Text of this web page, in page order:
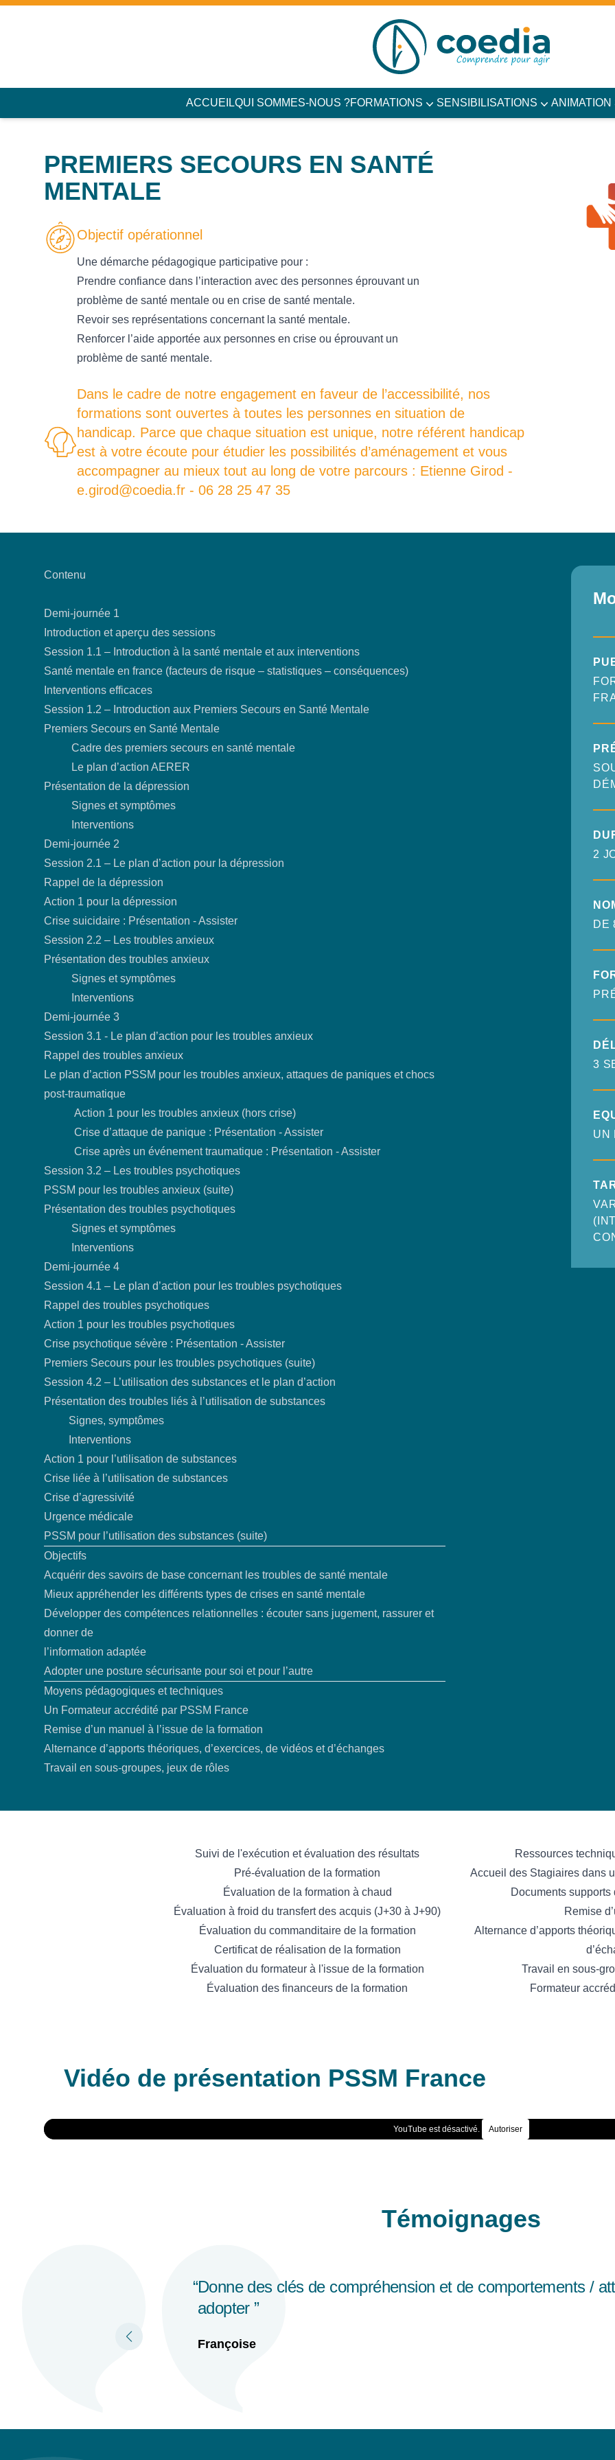
Accès au contenu
ACCUEILQUI SOMMES-NOUS ?FORMATIONS SENSIBILISATIONS
PREMIERS SECOURS EN SANTÉ
MENTALE
Objectif opérationnel
Une démarche pédagogique participative pour :
Prendre confiance dans l’interaction avec des personnes éprouvant un
problème de santé mentale ou en crise de santé mentale.
Revoir ses représentations concernant la santé mentale.
Renforcer l’aide apportée aux personnes en crise ou éprouvant un
problème de santé mentale.
Dans le cadre de notre engagement en faveur de l’accessibilité, nos
formations sont ouvertes à toutes les personnes en situation de
handicap. Parce que chaque situation est unique, notre référent handicap
est à votre écoute pour étudier les possibilités d’aménagement et vous
accompagner au mieux tout au long de votre parcours : Etienne Girod -
e.girod@coedia.fr - 06 28 25 47 35
Contenu
Demi-journée 1
Introduction et aperçu des sessions
Session 1.1 – Introduction à la santé mentale et aux interventions
Santé mentale en france (facteurs de risque – statistiques – conséquences)
Interventions efficaces
Session 1.2 – Introduction aux Premiers Secours en Santé Mentale
Premiers Secours en Santé Mentale
Cadre des premiers secours en santé mentale
Le plan d’action AERER
Présentation de la dépression
Signes et symptômes
Interventions
Demi-journée 2
Session 2.1 – Le plan d’action pour la dépression
Rappel de la dépression
Action 1 pour la dépression
Crise suicidaire : Présentation - Assister
Session 2.2 – Les troubles anxieux
Présentation des troubles anxieux
Signes et symptômes
Interventions
Demi-journée 3
Session 3.1 - Le plan d’action pour les troubles anxieux
Rappel des troubles anxieux
Le plan d’action PSSM pour les troubles anxieux, attaques de paniques et chocs
post-traumatique
Action 1 pour les troubles anxieux (hors crise)
Crise d’attaque de panique : Présentation - Assister
Crise après un événement traumatique : Présentation - Assister
Session 3.2 – Les troubles psychotiques
PSSM pour les troubles anxieux (suite)
Présentation des troubles psychotiques
Signes et symptômes
Interventions
Demi-journée 4
Session 4.1 – Le plan d’action pour les troubles psychotiques
Rappel des troubles psychotiques
Action 1 pour les troubles psychotiques
Crise psychotique sévère : Présentation - Assister
Premiers Secours pour les troubles psychotiques (suite)
Session 4.2 – L’utilisation des substances et le plan d’action
Présentation des troubles liés à l’utilisation de substances
Signes, symptômes
Interventions
Action 1 pour l’utilisation de substances
Crise liée à l’utilisation de substances
Crise d’agressivité
Urgence médicale
PSSM pour l’utilisation des substances (suite)
Objectifs
Acquérir des savoirs de base concernant les troubles de santé mentale
Mieux appréhender les différents types de crises en santé mentale
Développer des compétences relationnelles : écouter sans jugement, rassurer et
donner de
l’information adaptée
Adopter une posture sécurisante pour soi et pour l’autre
Moyens pédagogiques et techniques
Un Formateur accrédité par PSSM France
Remise d’un manuel à l’issue de la formation
Alternance d’apports théoriques, d’exercices, de vidéos et d’échanges
Travail en sous-groupes, jeux de rôles
2
DE
3
UN
Suivi de l'exécution et évaluation des résultats
Pré-évaluation de la formation
Évaluation de la formation à chaud
Évaluation à froid du transfert des acquis (J+30 à J+90)
Évaluation du commanditaire de la formation
Certificat de réalisation de la formation
Évaluation du formateur à l'issue de la formation
Évaluation des financeurs de la formation
Ressources
Accueil des Stagiaires dans
Documents
Remise
Alternance d’apports
Travail en sous-
Formateur
Vidéo de présentation PSSM France
YouTube est désactivé. Autoriser
Témoignages
Formation très bien construite, exercices, cas pratiques,
des apprenants, dynamique
Nathalie
Panneau de gestion des cookies